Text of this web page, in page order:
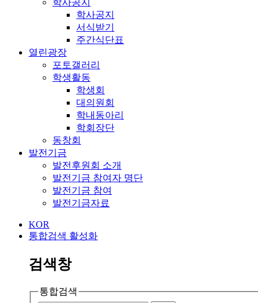
학사공지
서식받기
주간식단표
열린광장
포토갤러리
학생활동
학생회
대의원회
학내동아리
학회장단
동창회
발전기금
발전후원회 소개
발전기금 참여자 명단
발전기금 참여
발전기금자료
KOR
통합검색 활성화
검색창
통합검색